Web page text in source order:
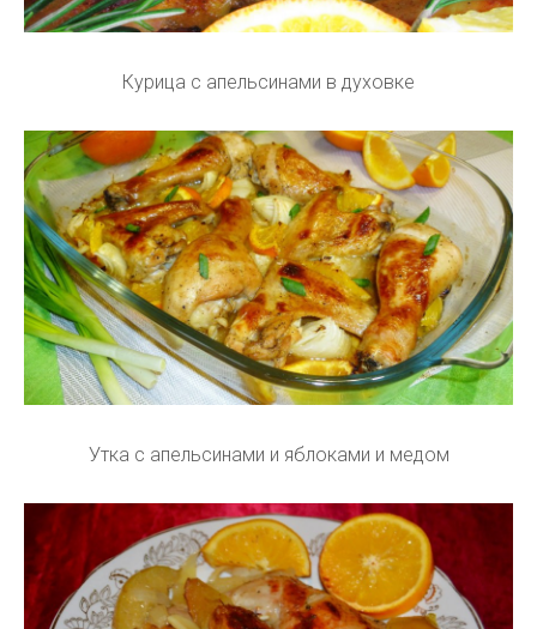
Курица с апельсинами в духовке
Утка с апельсинами и яблоками и медом